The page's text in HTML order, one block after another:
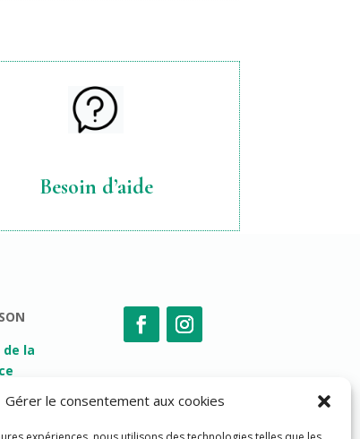
Gérer le consentement aux cookies
Besoin d’aide
la